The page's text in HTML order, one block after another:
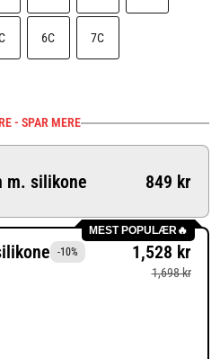
6C 7C
- SPAR MERE
m. silikone 849 kr
MEST POPULÆR🔥
-10% 1,528 kr
1,698 kr